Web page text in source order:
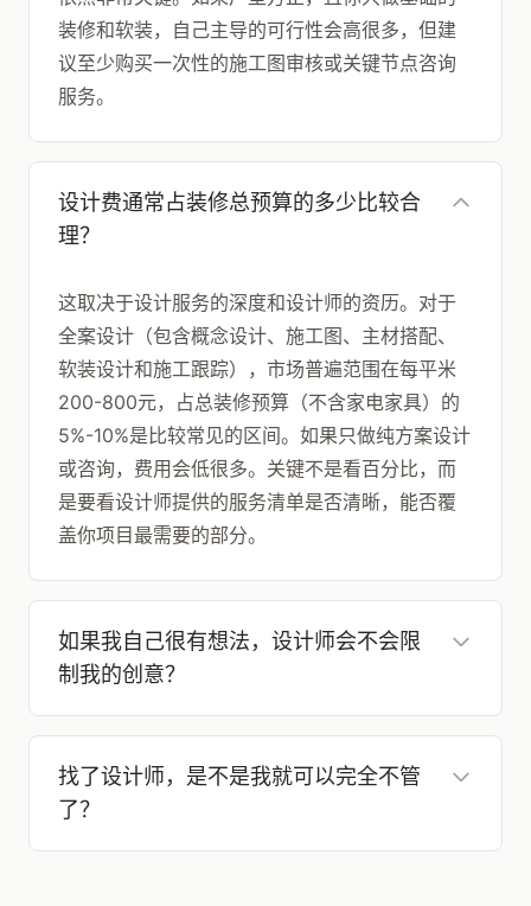
装修和软装，自己主导的可行性会高很多，但建
议至少购买一次性的施工图审核或关键节点咨询
服务。
设计费通常占装修总预算的多少比较合
理？
这取决于设计服务的深度和设计师的资历。对于
全案设计（包含概念设计、施工图、主材搭配、
软装设计和施工跟踪），市场普遍范围在每平米
200-800元，占总装修预算（不含家电家具）的
5%-10%是比较常见的区间。如果只做纯方案设计
或咨询，费用会低很多。关键不是看百分比，而
是要看设计师提供的服务清单是否清晰，能否覆
盖你项目最需要的部分。
如果我自己很有想法，设计师会不会限
制我的创意？
找了设计师，是不是我就可以完全不管
了？